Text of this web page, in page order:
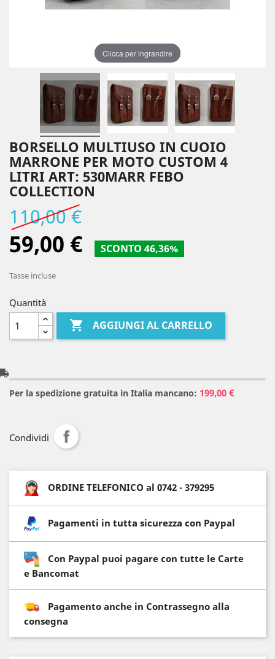
Clicca per ingrandire
BORSELLO MULTIUSO IN CUOIO
MARRONE PER MOTO CUSTOM 4
LITRI ART: 530MARR FEBO
COLLECTION
110,00 €
59,00 € SCONTO 46,36%
Tasse incluse
Quantità
 AGGIUNGI AL CARRELLO
Per la spedizione gratuita in Italia mancano: 199,00 €
Condividi
ORDINE TELEFONICO al 0742 - 379295
Pagamenti in tutta sicurezza con Paypal
Con Paypal puoi pagare con tutte le Carte
e Bancomat
Pagamento anche in Contrassegno alla
consegna